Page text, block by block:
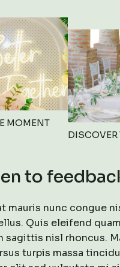
MOMENT
to
mauris nunc congue
Quis eleifend
sagittis nisl rhoncus.
turpis massa